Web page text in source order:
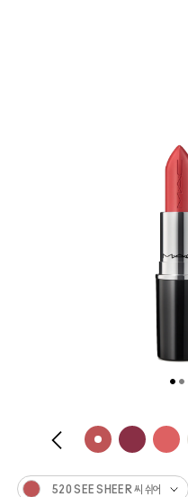
520 SEE SHEER 씨 쉬어